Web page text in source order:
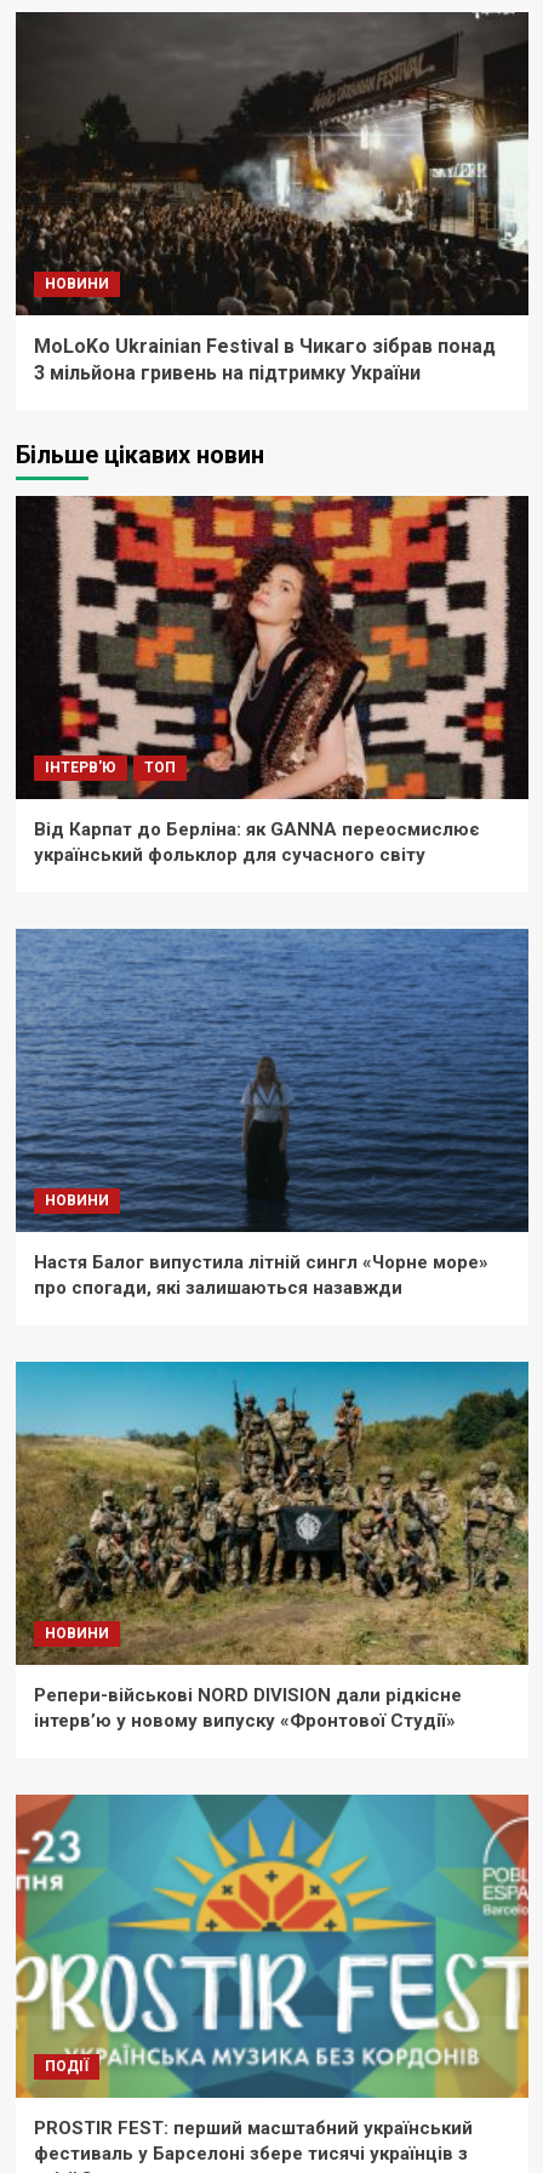
НОВИНИ
MoLoKo Ukrainian Festival в Чикаго зібрав понад
3 мільйона гривень на підтримку України
Більше цікавих новин
ІНТЕРВ'Ю ТОП
Від Карпат до Берліна: як GANNA переосмислює
український фольклор для сучасного світу
НОВИНИ
Настя Балог випустила літній сингл «Чорне море»
про спогади, які залишаються назавжди
НОВИНИ
Репери-військові NORD DIVISION дали рідкісне
інтерв’ю у новому випуску «Фронтової Студії»
ПОДІЇ
PROSTIR FEST: перший масштабний український
фестиваль у Барселоні збере тисячі українців з